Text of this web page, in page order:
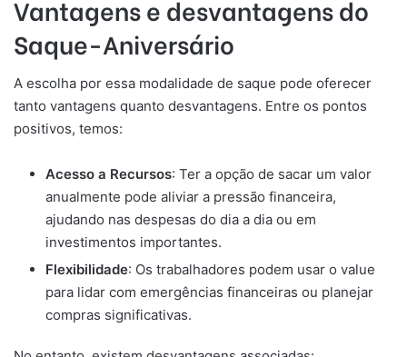
Vantagens e desvantagens do
Saque-Aniversário
A escolha por essa modalidade de saque pode oferecer
tanto vantagens quanto desvantagens. Entre os pontos
positivos, temos:
Acesso a Recursos: Ter a opção de sacar um valor
anualmente pode aliviar a pressão financeira,
ajudando nas despesas do dia a dia ou em
investimentos importantes.
Flexibilidade: Os trabalhadores podem usar o value
para lidar com emergências financeiras ou planejar
compras significativas.